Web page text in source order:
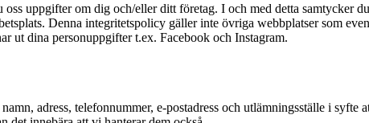
uppgifter om dig och/eller ditt företag. I och med detta samtycker
Denna integritetspolicy gäller inte övriga webbplatser som
ut dina personuppgifter t.ex. Facebook och Instagram.
adress, telefonnummer, e-postadress och utlämningsställe i syfte